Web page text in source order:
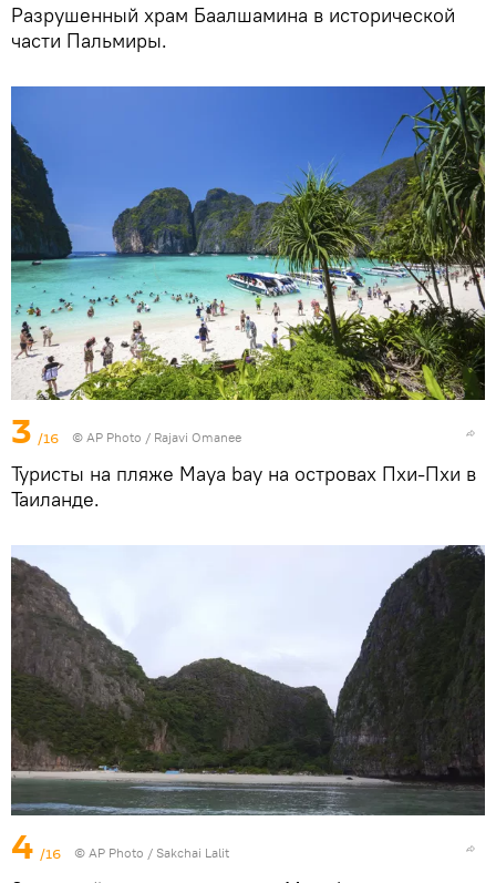
Разрушенный храм Баалшамина в исторической
части Пальмиры.
3 /16 © AP Photo / Rajavi Omanee
Туристы на пляже Maya bay на островах Пхи-Пхи в
Таиланде.
4 /16 © AP Photo / Sakchai Lalit